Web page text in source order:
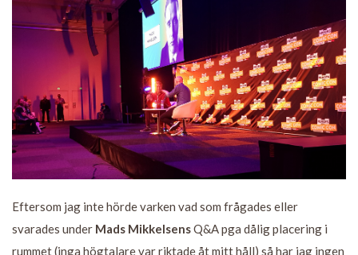
Eftersom jag inte hörde varken vad som frågades eller
svarades under Mads MikkelsensQ&A pga dålig placering i
rummet (inga högtalare var riktade åt mitt håll) så har jag ingen